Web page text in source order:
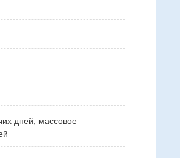
дней, массовое